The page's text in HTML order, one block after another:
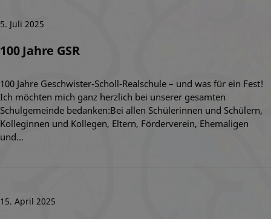
5. Juli 2025
100 Jahre GSR
100 Jahre Geschwister-Scholl-Realschule – und was für ein Fest!
Ich möchten mich ganz herzlich bei unserer gesamten
Schulgemeinde bedanken:Bei allen Schülerinnen und Schülern,
Kolleginnen und Kollegen, Eltern, Förderverein, Ehemaligen
und…
15. April 2025